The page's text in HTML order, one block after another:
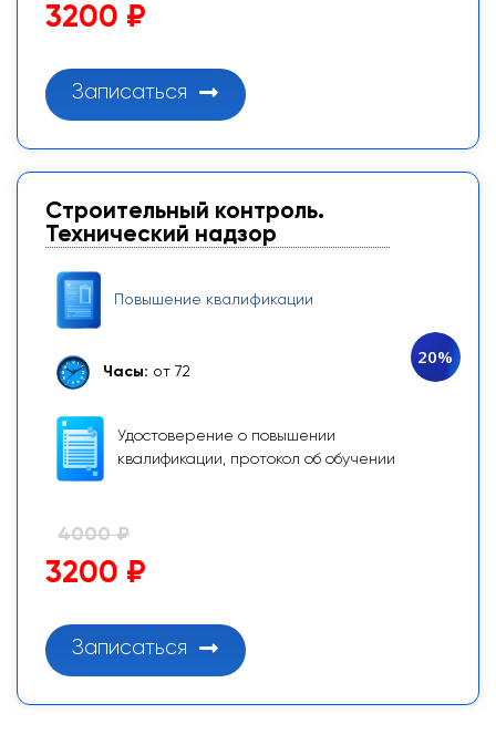
3200 ₽
Записаться
Строительный контроль.
Технический надзор
Повышение квалификации
Часы: от 72
Удостоверение о повышении
квалификации, протокол об обучении
20%
4000 ₽
3200 ₽
Записаться